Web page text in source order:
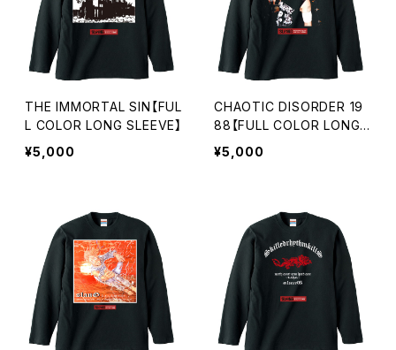
THE IMMORTAL SIN【FUL
L COLOR LONG SLEEVE】
¥5,000
CHAOTIC DISORDER 19
88【FULL COLOR LONG
SLEEVE】
¥5,000